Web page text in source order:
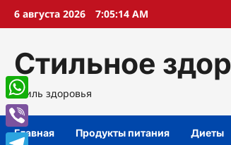
Перейти
6 августа 2026 7:05:15 AM
Стильное
Стиль здоровья
Главная Продукты питания Диеты
WhatsApp
Viber